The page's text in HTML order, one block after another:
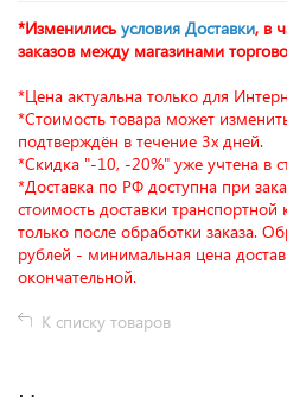
*Изменились условия Доставки, в
заказов между магазинами
*Цена актуальна только для
*Стоимость товара может
подтверждён в течение 3х дней.
*Скидка "-10, -20%" уже учтена в
*Доставка по РФ доступна при
стоимость доставки
только после обработки заказа.
рублей - минимальная цена
окончательной.
К списку товаров